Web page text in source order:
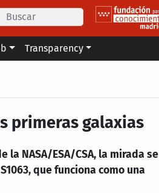
Search
Transparency
primeras galaxias
la NASA/ESA/CSA, la mirada se
que funciona como una